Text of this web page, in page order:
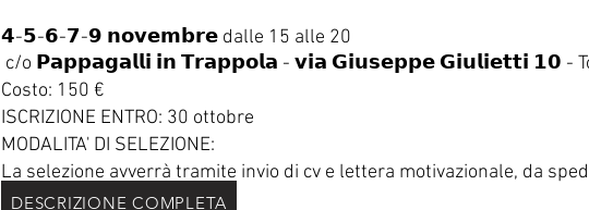
𝟰-𝟱-𝟲-𝟳-𝟵 𝗻𝗼𝘃𝗲𝗺𝗯𝗿𝗲 dalle 15 alle 20
c/o 𝗣𝗮𝗽𝗽𝗮𝗴𝗮𝗹𝗹𝗶 𝗶𝗻 𝗧𝗿𝗮𝗽𝗽𝗼𝗹𝗮 - 𝘃𝗶𝗮 𝗚𝗶𝘂𝘀𝗲𝗽𝗽𝗲 𝗚𝗶𝘂𝗹𝗶𝗲𝘁𝘁𝗶 𝟭𝟬 -
Costo: 150 €
ISCRIZIONE ENTRO: 30 ottobre
MODALITA' DI SELEZIONE:
La selezione avverrà tramite invio di cv e lettera motivazionale, da
DESCRIZIONE COMPLETA